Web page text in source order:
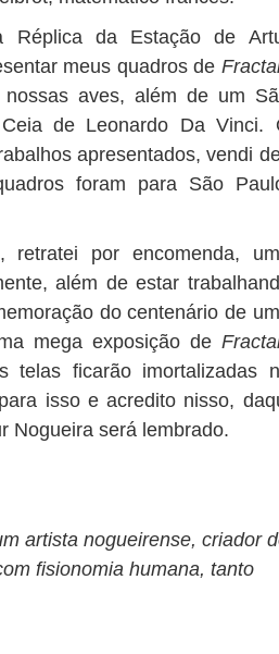
Réplica da Estação de
meus quadros de
aves, além de um
de Leonardo Da Vinci.
apresentados, vendi
foram para São
retratei por encomenda,
além de estar
do centenário de
mega exposição de
ficarão imortalizadas
isso e acredito nisso,
Nogueira será lembrado.
artista nogueirense, criador
fisionomia humana, tanto